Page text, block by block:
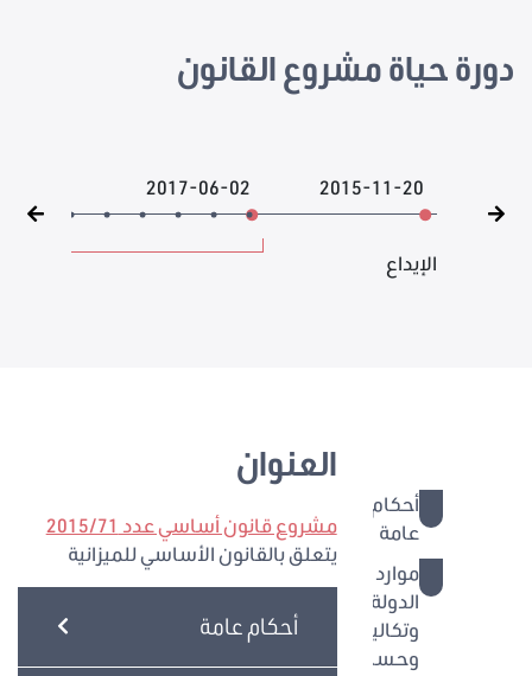
دورة حياة مشروع القانون
2015-11-20
الإيداع
2017-06-02
أحكام
عامة
موارد
الدولة
وتكاليفها
وحساباتها
العنوان
مشروع قانون أساسي عدد 2015/71
يتعلق بالقانون الأساسي للميزانية
أحكام عامة